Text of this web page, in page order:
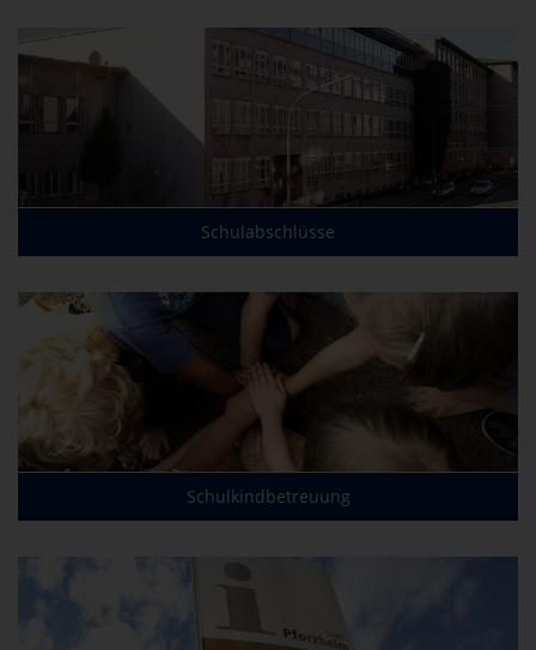
Schulabschlüsse
Schulkindbetreuung